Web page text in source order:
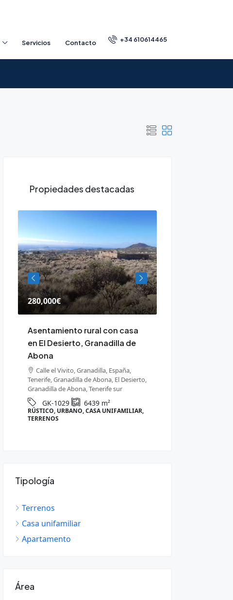
Servicios Contacto +34 610614465
Propiedades destacadas
280,000€
Asentamiento rural con casa
en El Desierto, Granadilla de
Abona
Calle el Vivito, Granadilla, España,
Tenerife, Granadilla de Abona, El Desierto,
Granadilla de Abona, Tenerife sur
GK-1029 6439 m²
RÚSTICO, URBANO, CASA UNIFAMILIAR,
TERRENOS
Tipología
Terrenos
Casa unifamiliar
Apartamento
Área